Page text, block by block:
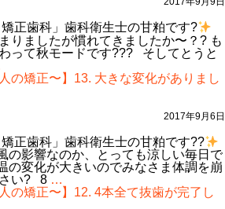
ま
し
た
☆
ラ
ケ
ッ
ト
装
着
元
比
較！
美
人〜
大
人
の
矯
イ
ヤ
ー
の
色
が
正歯科」歯科衛生士の甘粕です?
りましたが慣れてきましたか〜？? も
って秋モードです??? そしてとうと
指
人〜
大
人
の
矯
の矯正〜】13. 大きな変化がありまし
2017年9月6日
正歯科」歯科衛生士の甘粕です??
の影響なのか、とっても涼しい毎日で
の変化が大きいのでみなさま体調を崩
さい? 8 …
指
の矯正〜】12. 4本全て抜歯が完了し